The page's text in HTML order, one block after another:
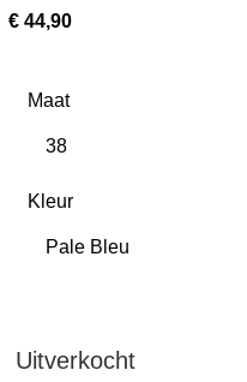
€ 44,90
Maat
Kleur
Uitverkocht